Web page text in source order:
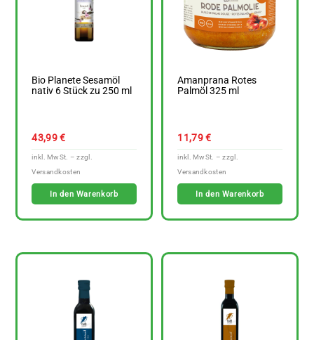
Bio Planete Sesamöl
nativ 6 Stück zu 250 ml
43,99€
In den Warenkorb
Amanprana Rotes
Palmöl 325 ml
11,79€
In den Warenkorb